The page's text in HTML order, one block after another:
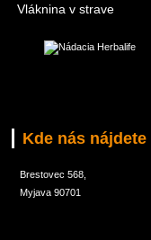
Vláknina v strave
Kde nás nájdete
Brestovec 568,
Myjava 90701